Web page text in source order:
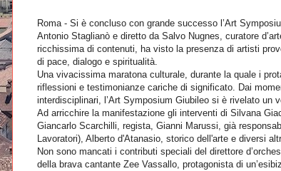
Roma - Si è concluso con grande successo l’Art
Antonio Staglianò e diretto da Salvo Nugnes, curatore
ricchissima di contenuti, ha visto la presenza di artisti
di pace, dialogo e spiritualità.
Una vivacissima maratona culturale, durante la quale i
riflessioni e testimonianze cariche di significato. Dai
interdisciplinari, l’Art Symposium Giubileo si è rivelato un
Ad arricchire la manifestazione gli interventi di Silvana
Giancarlo Scarchilli, regista, Gianni Marussi, già
Lavoratori), Alberto d'Atanasio, storico dell'arte e diversi
Non sono mancati i contributi speciali del direttore
della brava cantante Zee Vassallo, protagonista di